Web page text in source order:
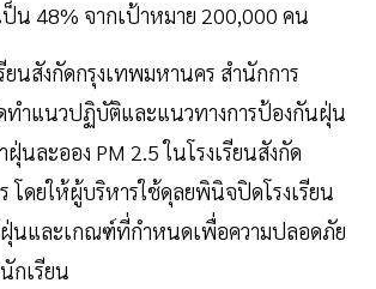
น 48% จากเป้าหมาย 200,000 คน
ยนสังกัดกรุงเทพมหานคร สำนักการ
ทำแนวปฏิบัติและแนวทางการป้องกันฝุ่น
ละออง PM 2.5 ในโรงเรียนสังกัด
โดยให้ผู้บริหารใช้ดุลยพินิจปิดโรงเรียน
นและเกณฑ์ที่กำหนดเพื่อความปลอดภัย
กเรียน